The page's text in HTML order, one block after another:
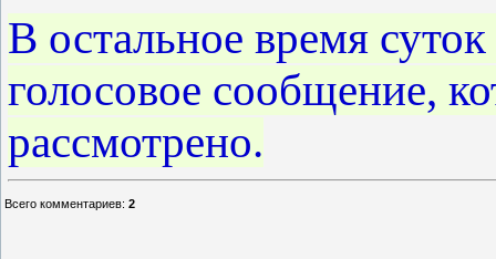
В остальное время
голосовое сообщение,
рассмотрено.
Всего комментариев: 2